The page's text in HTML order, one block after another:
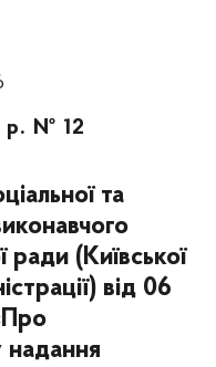
р. № 12
та
ради (Київської
від 06